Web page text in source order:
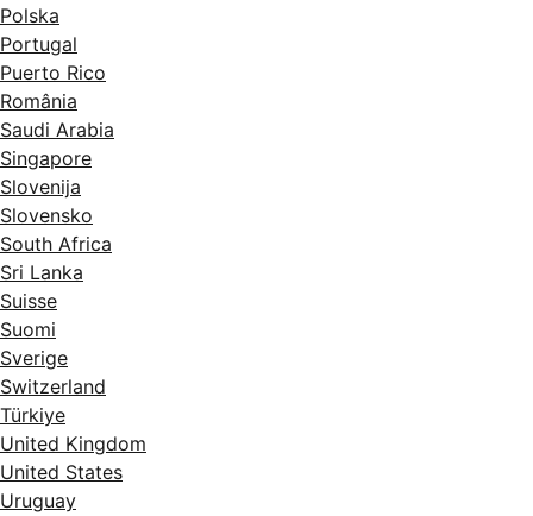
Polska
Portugal
Puerto Rico
România
Saudi Arabia
Singapore
Slovenija
Slovensko
South Africa
Sri Lanka
Suisse
Suomi
Sverige
Switzerland
Türkiye
United Kingdom
United States
Uruguay